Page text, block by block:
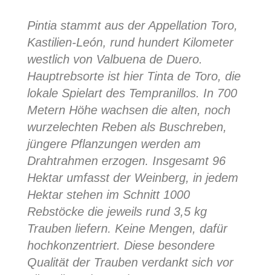
Pintia stammt aus der Appellation Toro,
Kastilien-León, rund hundert Kilometer
westlich von Valbuena de Duero.
Hauptrebsorte ist hier Tinta de Toro, die
lokale Spielart des Tempranillos. In 700
Metern Höhe wachsen die alten, noch
wurzelechten Reben als Buschreben,
jüngere Pflanzungen werden am
Drahtrahmen erzogen. Insgesamt 96
Hektar umfasst der Weinberg, in jedem
Hektar stehen im Schnitt 1000
Rebstöcke die jeweils rund 3,5 kg
Trauben liefern. Keine Mengen, dafür
hochkonzentriert. Diese besondere
Qualität der Trauben verdankt sich vor